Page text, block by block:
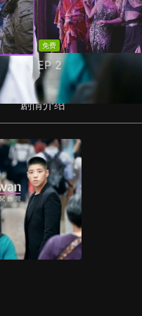
免费
EP 2
剧情介绍